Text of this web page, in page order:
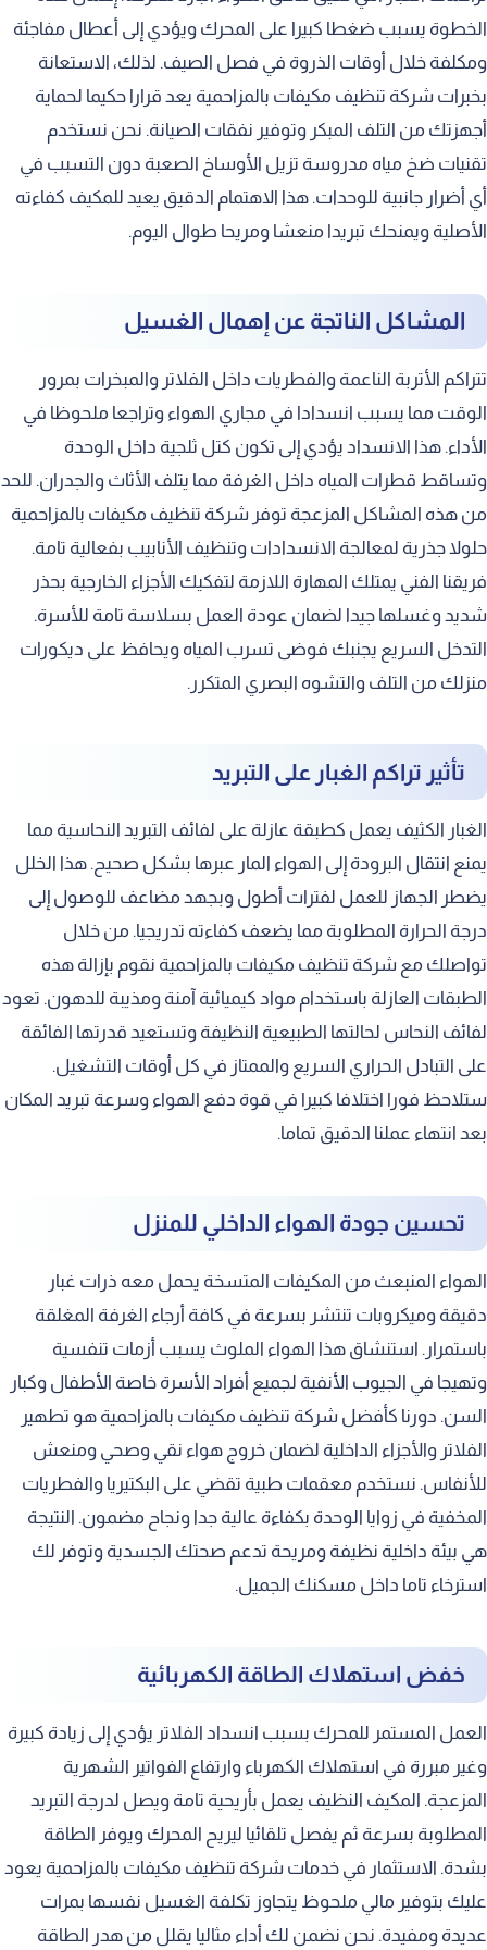
التعامل مع مكيفات السبلت
غسيل المكيفات المركزية بمهارة
صيانة وتنظيف المكيفات المخفية
العناية بمكيفات الشباك القديمة
تنظيف المكيفات الصحراوية بكفاءة
تجهيز المكيفات لفصل الصيف
أهمية الغسيل بعد موجات الغبار
فريق العمل الفني والمدرب
الدقة والاحترافية في تنفيذ المهام
الالتزام بالمواعيد وسرعة الإنجاز
المعدات الحديثة والأدوات المتطورة
الأسعار التنافسية لغسيل المكيفات
العروض الدورية والخصومات المستمرة
باقات الصيانة الشاملة للمنازل
خدمة العملاء والدعم الفني
نطاق خدماتنا في مدينة الرياض
تلبية طلبات أهالي المنطقة الغالية
نصائح للحفاظ على برودة المكيف
أهمية ضبط درجة الحرارة المناسبة
إغلاق النوافذ لمنع تسرب التبريد
استخدام الستائر لتقليل حرارة الشمس
فحص العزل الحراري للغرف
تجنب تشغيل المكيفات دون توقف
الاستجابة السريعة لحالات الطوارئ
الضمان الشامل على جودة الغسيل
المصداقية والأمانة في التعامل
كيف تطلب الخدمة بسرعة وسهولة
الخطوة يسبب ضغطا كبيرا على المحرك ويؤدي إلى أعطال مفاجئة
ومكلفة خلال أوقات الذروة في فصل الصيف. لذلك، الاستعانة
بخبرات شركة تنظيف مكيفات بالمزاحمية يعد قرارا حكيما لحماية
أجهزتك من التلف المبكر وتوفير نفقات الصيانة. نحن نستخدم
تقنيات ضخ مياه مدروسة تزيل الأوساخ الصعبة دون التسبب في
أي أضرار جانبية للوحدات. هذا الاهتمام الدقيق يعيد للمكيف كفاءته
الأصلية ويمنحك تبريدا منعشا ومريحا طوال اليوم.
المشاكل الناتجة عن إهمال الغسيل
تتراكم الأتربة الناعمة والفطريات داخل الفلاتر والمبخرات بمرور
الوقت مما يسبب انسدادا في مجاري الهواء وتراجعا ملحوظا في
الأداء. هذا الانسداد يؤدي إلى تكون كتل ثلجية داخل الوحدة
وتساقط قطرات المياه داخل الغرفة مما يتلف الأثاث والجدران. للحد
من هذه المشاكل المزعجة توفر شركة تنظيف مكيفات بالمزاحمية
حلولا جذرية لمعالجة الانسدادات وتنظيف الأنابيب بفعالية تامة.
فريقنا الفني يمتلك المهارة اللازمة لتفكيك الأجزاء الخارجية بحذر
شديد وغسلها جيدا لضمان عودة العمل بسلاسة تامة للأسرة.
التدخل السريع يجنبك فوضى تسرب المياه ويحافظ على ديكورات
منزلك من التلف والتشوه البصري المتكرر.
تأثير تراكم الغبار على التبريد
الغبار الكثيف يعمل كطبقة عازلة على لفائف التبريد النحاسية مما
يمنع انتقال البرودة إلى الهواء المار عبرها بشكل صحيح. هذا الخلل
يضطر الجهاز للعمل لفترات أطول وبجهد مضاعف للوصول إلى
درجة الحرارة المطلوبة مما يضعف كفاءته تدريجيا. من خلال
تواصلك مع شركة تنظيف مكيفات بالمزاحمية نقوم بإزالة هذه
الطبقات العازلة باستخدام مواد كيميائية آمنة ومذيبة للدهون. تعود
لفائف النحاس لحالتها الطبيعية النظيفة وتستعيد قدرتها الفائقة
على التبادل الحراري السريع والممتاز في كل أوقات التشغيل.
ستلاحظ فورا اختلافا كبيرا في قوة دفع الهواء وسرعة تبريد المكان
بعد انتهاء عملنا الدقيق تماما.
تحسين جودة الهواء الداخلي للمنزل
الهواء المنبعث من المكيفات المتسخة يحمل معه ذرات غبار
دقيقة وميكروبات تنتشر بسرعة في كافة أرجاء الغرفة المغلقة
باستمرار. استنشاق هذا الهواء الملوث يسبب أزمات تنفسية
وتهيجا في الجيوب الأنفية لجميع أفراد الأسرة خاصة الأطفال وكبار
السن. دورنا كأفضل شركة تنظيف مكيفات بالمزاحمية هو تطهير
الفلاتر والأجزاء الداخلية لضمان خروج هواء نقي وصحي ومنعش
للأنفاس. نستخدم معقمات طبية تقضي على البكتيريا والفطريات
المخفية في زوايا الوحدة بكفاءة عالية جدا ونجاح مضمون. النتيجة
هي بيئة داخلية نظيفة ومريحة تدعم صحتك الجسدية وتوفر لك
استرخاء تاما داخل مسكنك الجميل.
خفض استهلاك الطاقة الكهربائية
العمل المستمر للمحرك بسبب انسداد الفلاتر يؤدي إلى زيادة كبيرة
وغير مبررة في استهلاك الكهرباء وارتفاع الفواتير الشهرية
المزعجة. المكيف النظيف يعمل بأريحية تامة ويصل لدرجة التبريد
المطلوبة بسرعة ثم يفصل تلقائيا ليريح المحرك ويوفر الطاقة
بشدة. الاستثمار في خدمات شركة تنظيف مكيفات بالمزاحمية يعود
عليك بتوفير مالي ملحوظ يتجاوز تكلفة الغسيل نفسها بمرات
عديدة ومفيدة. نحن نضمن لك أداء مثاليا يقلل من هدر الطاقة